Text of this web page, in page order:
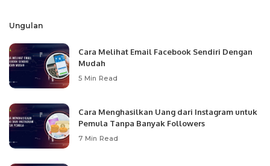
Ungulan
Cara Melihat Email Facebook Sendiri Dengan
Mudah
5 Min Read
Cara Menghasilkan Uang dari Instagram untuk
Pemula Tanpa Banyak Followers
7 Min Read